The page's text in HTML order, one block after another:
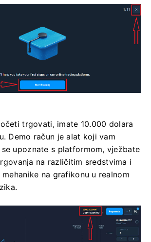
trgovati, imate 10.000 dolara
Demo račun je alat koji vam
upoznate s platformom, vježbate
na različitim sredstvima i
na grafikonu u realnom